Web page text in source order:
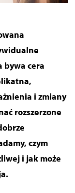
bywa cera
i zmiany
rozszerzone
czym
i jak może